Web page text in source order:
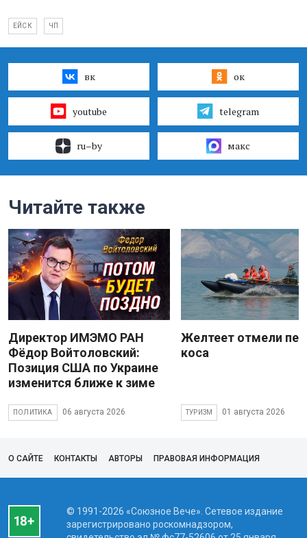
ЕЙСК ЧП
вк ок
youtube telegram
ru–by макс
Читайте также
Директор ИМЭМО РАН
Фёдор Войтоловский:
Позиция США по Украине
изменится ближе к зиме
ПОЛИТИКА 06 августа 2026
Желтеет отмели
коса
ТУРИЗМ 01 августа 2026
О САЙТЕ КОНТАКТЫ АВТОРЫ ПРАВОВАЯ ИНФОРМАЦИЯ
© 1991-2026 «Союзное Вече». Сетевое издание
зарегистрировано роскомнадзором,